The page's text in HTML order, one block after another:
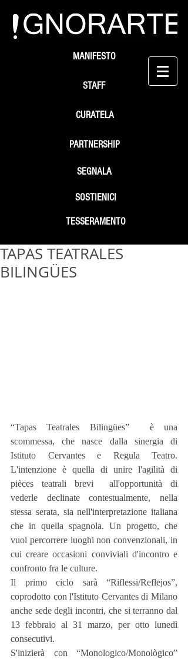
STAFF
SEGNALA
SOSTIENICI
MANIFESTO
PARTNERSHIP
TESSERAMENTO
CURATELA
TAPAS TEATRALES
BILINGÜES
“Tapas Teatrales Bilingües”  è una
scommessa, che nasce dalla sinergia di
Istituto Cervantes e Regula Teatro.
L'intenzione è quella di unire l'agilità di
pièces teatrali brevi  all'opportunità di
vederle declinate contestualmente, nella
stessa serata, sia nell'interpretazione italiana
che in quella spagnola. Un progetto, che
vuol percorrere luoghi non convenzionali, in
cui creare occasioni conviviali d'incontro e
confronto fra le culture.
Il primo ciclo sarà “Riflessi/Reflejos”,
coprodotto con l'Istituto Cervantes di Milano
anche sede degli incontri, che si terranno dal
13 febbraio al 31 marzo, per otto lunedì
consecutivi.
S'inizierà con “Monologico/Monològico”